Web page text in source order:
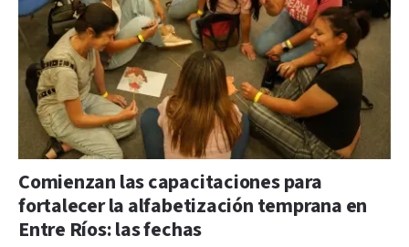
Comienzan las capacitaciones para
fortalecer la alfabetización temprana en
Entre Ríos: las fechas